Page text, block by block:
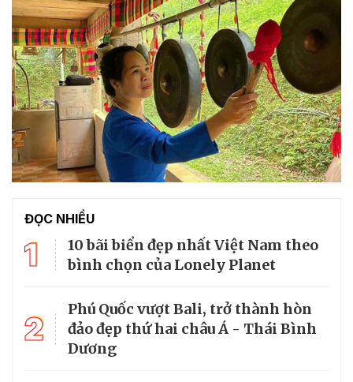
ĐỌC NHIỀU
1
10 bãi biển đẹp nhất Việt Nam theo
bình chọn của Lonely Planet
2
Phú Quốc vượt Bali, trở thành hòn
đảo đẹp thứ hai châu Á - Thái Bình
Dương